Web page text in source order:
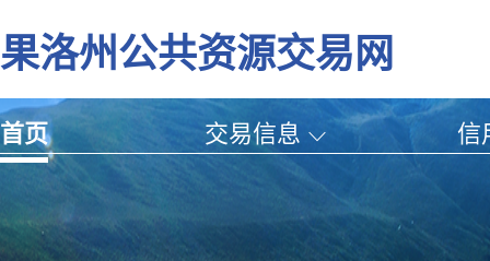
果洛州公共资源交易网
首页 交易信息 信